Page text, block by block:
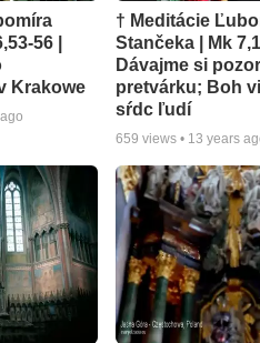
56 |
Krakowe
† Meditácie
Stančeka | Mk
Dávajme si
pretvárku; Boh
sŕdc ľudí
659 views • 13 years